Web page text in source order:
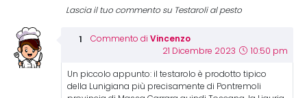
Lascia il tuo commento su Testaroli al pesto
Commento di Vincenzo
21 Dicembre 2023 10:50 pm
Un piccolo appunto: il testarolo è prodotto tipico
della Lunigiana più precisamente di Pontremoli